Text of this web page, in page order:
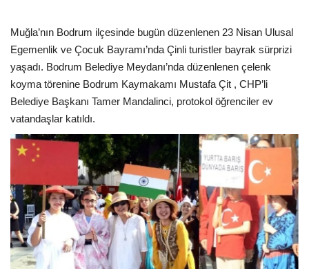
Muğla’nın Bodrum ilçesinde bugün düzenlenen 23 Nisan Ulusal
Egemenlik ve Çocuk Bayramı’nda Çinli turistler bayrak sürprizi
yaşadı. Bodrum Belediye Meydanı’nda düzenlenen çelenk
koyma törenine Bodrum Kaymakamı Mustafa Çit , CHP’li
Belediye Başkanı Tamer Mandalinci, protokol öğrenciler ev
vatandaşlar katıldı.